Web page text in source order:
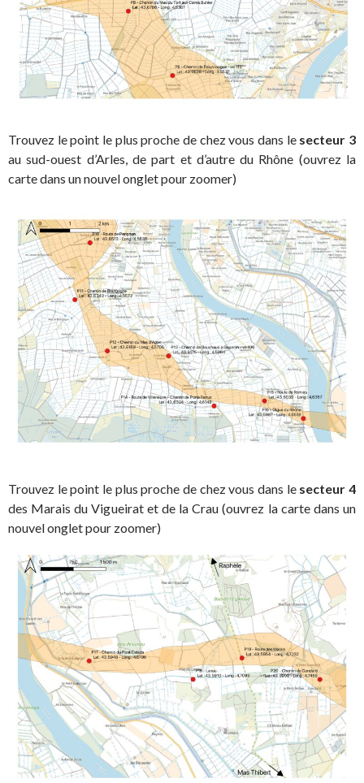
Trouvez le point le plus proche de chez vous dans le secteur 3
au sud-ouest d’Arles, de part et d’autre du Rhône (ouvrez la
carte dans un nouvel onglet pour zoomer)
Trouvez le point le plus proche de chez vous dans le secteur 4
des Marais du Vigueirat et de la Crau (ouvrez la carte dans un
nouvel onglet pour zoomer)